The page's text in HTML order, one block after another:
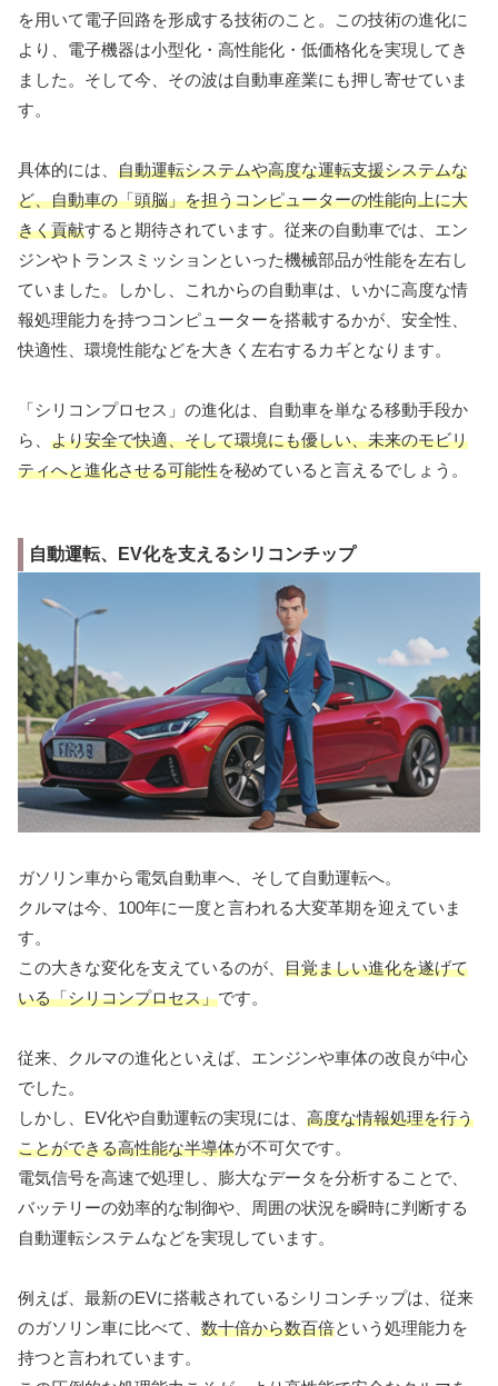
を用いて電子回路を形成する技術のこと。この技術の進化に
より、電子機器は小型化・高性能化・低価格化を実現してき
ました。そして今、その波は自動車産業にも押し寄せていま
す。
具体的には、 自動運転システムや高度な運転支援システムな
ど、自動車の「頭脳」を担うコンピューターの性能向上に大
きく貢献すると期待されています。従来の自動車では、エン
ジンやトランスミッションといった機械部品が性能を左右し
ていました。しかし、これからの自動車は、いかに高度な情
報処理能力を持つコンピューターを搭載するかが、安全性、
快適性、環境性能などを大きく左右するカギとなります。
「シリコンプロセス」の進化は、自動車を単なる移動手段か
ら、 より安全で快適、そして環境にも優しい、未来のモビリ
ティへと進化させる可能性を秘めていると言えるでしょう。
自動運転、EV化を支えるシリコンチップ
ガソリン車から電気自動車へ、そして自動運転へ。
クルマは今、100年に一度と言われる大変革期を迎えていま
す。
この大きな変化を支えているのが、 目覚ましい進化を遂げて
いる「シリコンプロセス」です。
従来、クルマの進化といえば、エンジンや車体の改良が中心
でした。
しかし、EV化や自動運転の実現には、 高度な情報処理を行う
ことができる高性能な半導体が不可欠です。
電気信号を高速で処理し、膨大なデータを分析することで、
バッテリーの効率的な制御や、周囲の状況を瞬時に判断する
自動運転システムなどを実現しています。
例えば、最新のEVに搭載されているシリコンチップは、従来
のガソリン車に比べて、 数十倍から数百倍という処理能力を
持つと言われています。